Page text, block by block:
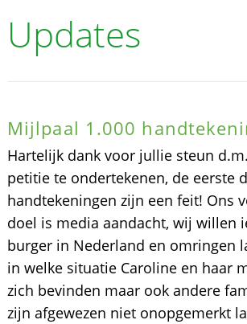
Updates
Mijlpaal 1.000
Hartelijk dank voor jullie steun
petitie te ondertekenen, de eerste
handtekeningen zijn een feit! Ons
doel is media aandacht, wij willen
burger in Nederland en omringen
in welke situatie Caroline en haar
zich bevinden maar ook andere
zijn afgewezen niet onopgemerkt